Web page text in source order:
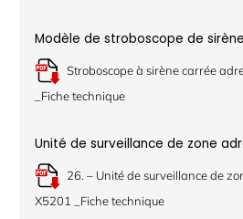
Modèle de stroboscope de
Stroboscope à sirène carrée
_Fiche technique
Unité de surveillance de zone
26. – Unité de surveillance de
X5201 _Fiche technique